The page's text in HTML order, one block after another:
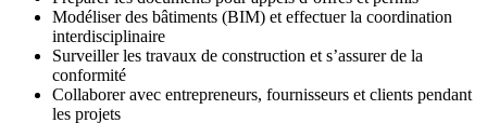
Modéliser des bâtiments (BIM) et effectuer la coordination
interdisciplinaire
Surveiller les travaux de construction et s’assurer de la
conformité
Collaborer avec entrepreneurs, fournisseurs et clients pendant
les projets